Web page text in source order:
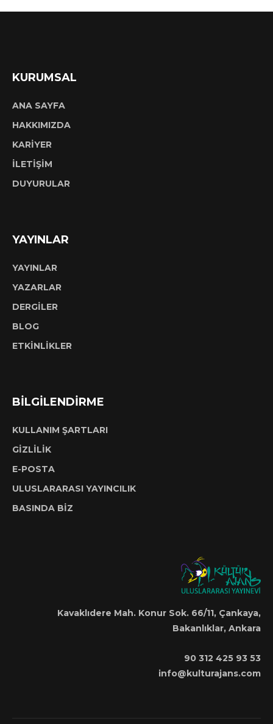
KURUMSAL
ANA SAYFA
HAKKIMIZDA
KARİYER
İLETİŞİM
DUYURULAR
YAYINLAR
YAYINLAR
YAZARLAR
DERGİLER
BLOG
ETKİNLİKLER
BİLGİLENDİRME
KULLANIM ŞARTLARI
GİZLİLİK
E-POSTA
ULUSLARARASI YAYINCILIK
BASINDA BİZ
Kavaklıdere Mah. Konur Sok. 66/11, Çankaya,
Bakanlıklar, Ankara
90 312 425 93 53
info@kulturajans.com